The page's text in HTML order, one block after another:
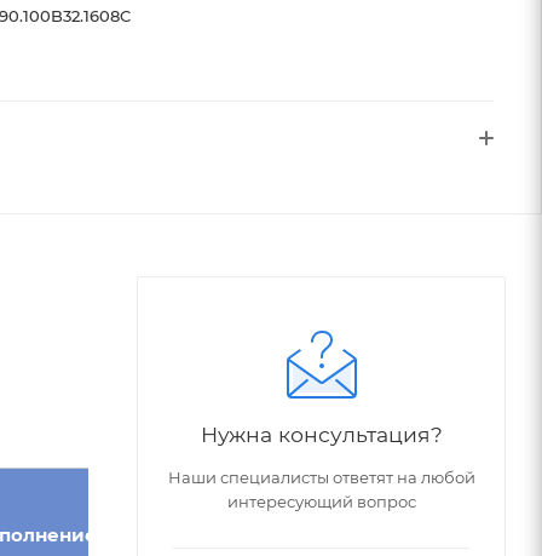
Нужна консультация?
Наши специалисты ответят на любой
интересующий вопрос